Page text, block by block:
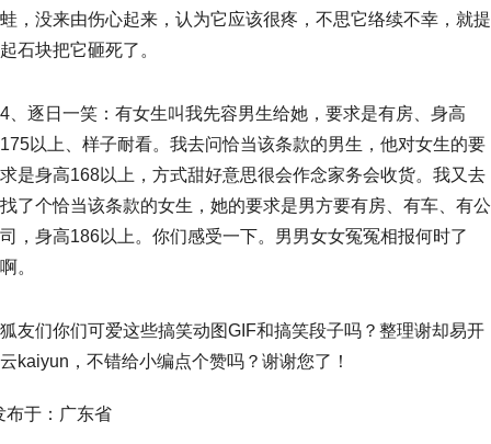
蛙，没来由伤心起来，认为它应该很疼，不思它络续不幸，就提
起石块把它砸死了。
4、逐日一笑：有女生叫我先容男生给她，要求是有房、身高
175以上、样子耐看。我去问恰当该条款的男生，他对女生的要
求是身高168以上，方式甜好意思很会作念家务会收货。我又去
找了个恰当该条款的女生，她的要求是男方要有房、有车、有公
司，身高186以上。你们感受一下。男男女女冤冤相报何时了
啊。
狐友们你们可爱这些搞笑动图GIF和搞笑段子吗？整理谢却易开
云kaiyun，不错给小编点个赞吗？谢谢您了！
布于：广东省